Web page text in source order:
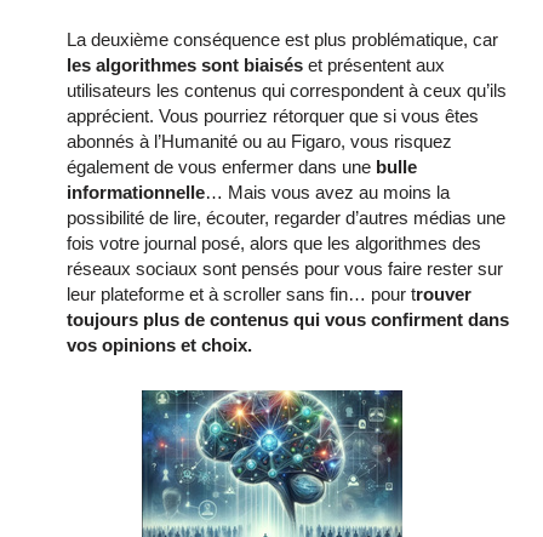
La deuxième conséquence est plus problématique, car
les algorithmes sont biaisés et présentent aux
utilisateurs les contenus qui correspondent à ceux qu’ils
apprécient. Vous pourriez rétorquer que si vous êtes
abonnés à l’Humanité ou au Figaro, vous risquez
également de vous enfermer dans une bulle
informationnelle… Mais vous avez au moins la
possibilité de lire, écouter, regarder d’autres médias une
fois votre journal posé, alors que les algorithmes des
réseaux sociaux sont pensés pour vous faire rester sur
leur plateforme et à scroller sans fin… pour trouver
toujours plus de contenus qui vous confirment dans
vos opinions et choix.